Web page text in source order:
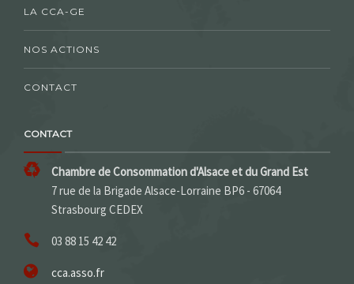
LA CCA-GE
NOS ACTIONS
CONTACT
CONTACT
Chambre de Consommation d'Alsace et du Grand Est
7 rue de la Brigade Alsace-Lorraine BP6 - 67064
Strasbourg CEDEX
03 88 15 42 42
cca.asso.fr